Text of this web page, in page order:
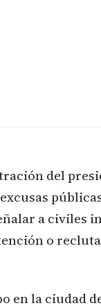
del
a civiles
o
en la ciudad